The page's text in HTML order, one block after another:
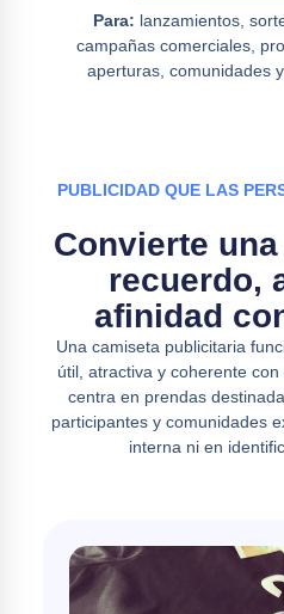
Para: lanzamientos,
campañas comerciales,
aperturas, comunidades
PUBLICIDAD QUE LAS
Convierte
recuerdo,
afinidad
Una camiseta publicitaria
útil, atractiva y coherente
centra en prendas
participantes y comunidades
interna ni en